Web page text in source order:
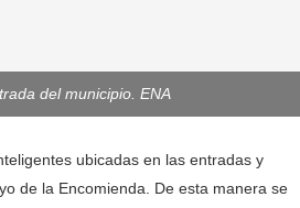
del municipio. ENA
ubicadas en las entradas y
de la Encomienda. De esta manera se